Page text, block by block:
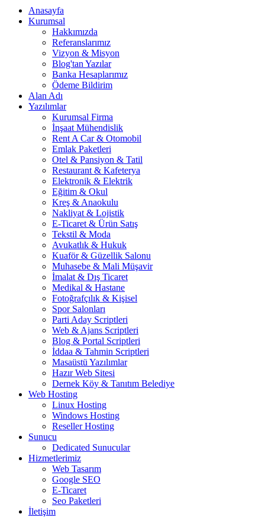
Anasayfa
Kurumsal
Hakkımızda
Referanslarımız
Vizyon & Misyon
Blog'tan Yazılar
Banka Hesaplarımız
Ödeme Bildirim
Alan Adı
Yazılımlar
Kurumsal Firma
İnşaat Mühendislik
Rent A Car & Otomobil
Emlak Paketleri
Otel & Pansiyon & Tatil
Restaurant & Kafeterya
Elektronik & Elektrik
Eğitim & Okul
Kreş & Anaokulu
Nakliyat & Lojistik
E-Ticaret & Ürün Satış
Tekstil & Moda
Avukatlık & Hukuk
Kuaför & Güzellik Salonu
Muhasebe & Mali Müşavir
İmalat & Dış Ticaret
Medikal & Hastane
Fotoğrafçılık & Kişisel
Spor Salonları
Parti Aday Scriptleri
Web & Ajans Scriptleri
Blog & Portal Scriptleri
İddaa & Tahmin Scriptleri
Masaüstü Yazılımlar
Hazır Web Sitesi
Dernek Köy & Tanıtım Belediye
Web Hosting
Linux Hosting
Windows Hosting
Reseller Hosting
Sunucu
Dedicated Sunucular
Hizmetlerimiz
Web Tasarım
Google SEO
E-Ticaret
Seo Paketleri
İletişim